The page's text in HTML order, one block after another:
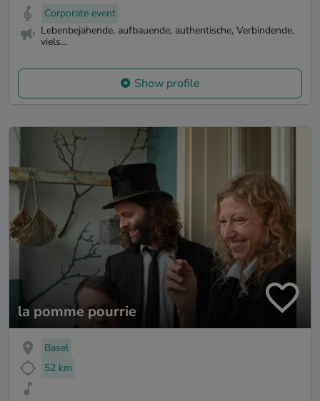
Corporate event
Lebenbejahende, aufbauende, authentische, Verbindende,
viels...
Show profile
la pomme pourrie
Basel
52 km